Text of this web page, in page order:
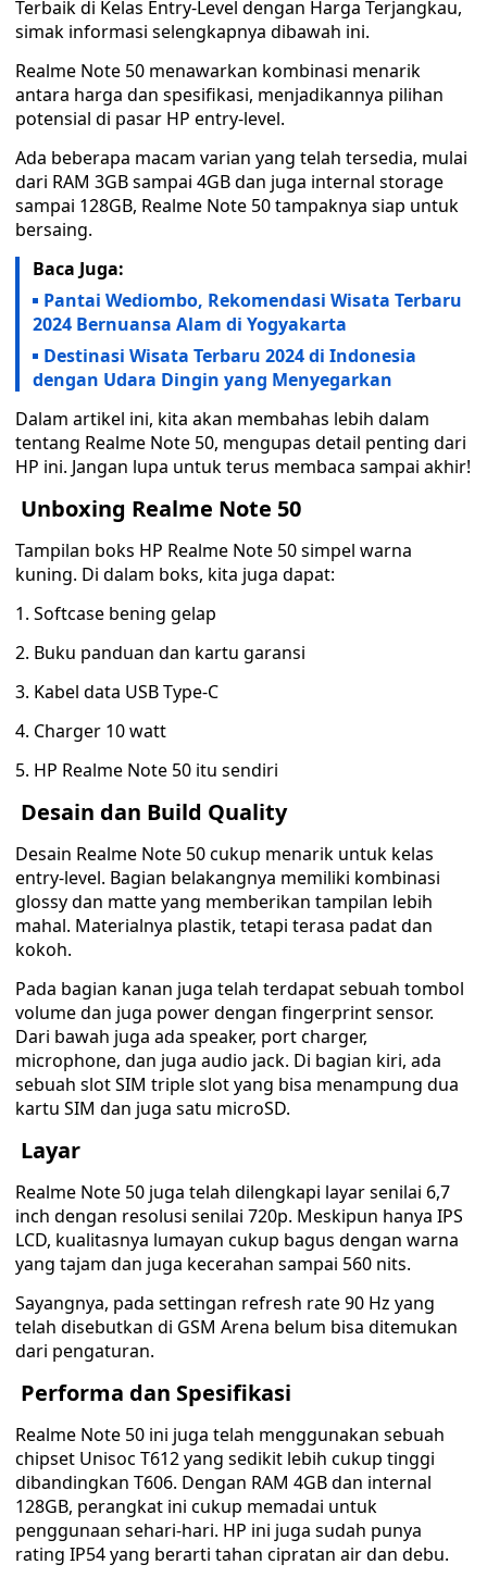
Terbaik di Kelas Entry-Level dengan Harga Terjangkau,
simak informasi selengkapnya dibawah ini.
Realme Note 50 menawarkan kombinasi menarik
antara harga dan spesifikasi, menjadikannya pilihan
potensial di pasar HP entry-level.
Ada beberapa macam varian yang telah tersedia, mulai
dari RAM 3GB sampai 4GB dan juga internal storage
sampai 128GB, Realme Note 50 tampaknya siap untuk
bersaing.
Baca Juga:
Pantai Wediombo, Rekomendasi Wisata Terbaru
2024 Bernuansa Alam di Yogyakarta
Destinasi Wisata Terbaru 2024 di Indonesia
dengan Udara Dingin yang Menyegarkan
Dalam artikel ini, kita akan membahas lebih dalam
tentang Realme Note 50, mengupas detail penting dari
HP ini. Jangan lupa untuk terus membaca sampai akhir!
Unboxing Realme Note 50
Tampilan boks HP Realme Note 50 simpel warna
kuning. Di dalam boks, kita juga dapat:
1. Softcase bening gelap
2. Buku panduan dan kartu garansi
3. Kabel data USB Type-C
4. Charger 10 watt
5. HP Realme Note 50 itu sendiri
Desain dan Build Quality
Desain Realme Note 50 cukup menarik untuk kelas
entry-level. Bagian belakangnya memiliki kombinasi
glossy dan matte yang memberikan tampilan lebih
mahal. Materialnya plastik, tetapi terasa padat dan
kokoh.
Pada bagian kanan juga telah terdapat sebuah tombol
volume dan juga power dengan fingerprint sensor.
Dari bawah juga ada speaker, port charger,
microphone, dan juga audio jack. Di bagian kiri, ada
sebuah slot SIM triple slot yang bisa menampung dua
kartu SIM dan juga satu microSD.
Layar
Realme Note 50 juga telah dilengkapi layar senilai 6,7
inch dengan resolusi senilai 720p. Meskipun hanya IPS
LCD, kualitasnya lumayan cukup bagus dengan warna
yang tajam dan juga kecerahan sampai 560 nits.
Sayangnya, pada settingan refresh rate 90 Hz yang
telah disebutkan di GSM Arena belum bisa ditemukan
dari pengaturan.
Performa dan Spesifikasi
Realme Note 50 ini juga telah menggunakan sebuah
chipset Unisoc T612 yang sedikit lebih cukup tinggi
dibandingkan T606. Dengan RAM 4GB dan internal
128GB, perangkat ini cukup memadai untuk
penggunaan sehari-hari. HP ini juga sudah punya
rating IP54 yang berarti tahan cipratan air dan debu.